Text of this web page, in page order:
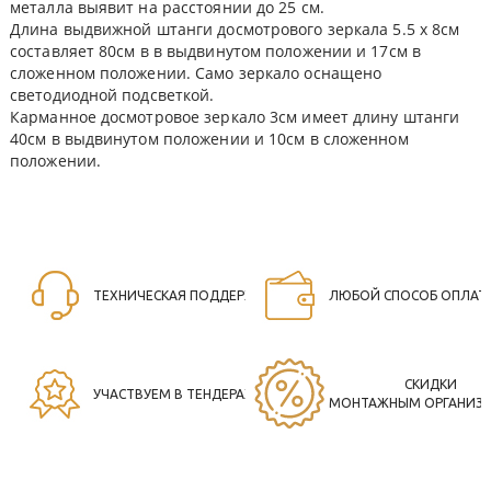
металла выявит на расстоянии до 25 см.
Длина выдвижной штанги досмотрового зеркала 5.5 х 8см
составляет 80см в в выдвинутом положении и 17см в
сложенном положении. Само зеркало оснащено
светодиодной подсветкой.
Карманное досмотровое зеркало 3см имеет длину штанги
40см в выдвинутом положении и 10см в сложенном
положении.
ТЕХНИЧЕСКАЯ ПОДДЕРЖКА ЛЮБОЙ СПОСОБ
УЧАСТВУЕМ В ТЕНДЕРАХ
СКИДКИ
МОНТАЖНЫМ